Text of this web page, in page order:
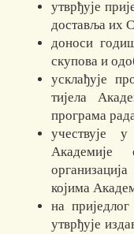
утврђује
доставља их
доноси
скупова и
усклађује
тијела
програма
учествује
којима
на
утврђује